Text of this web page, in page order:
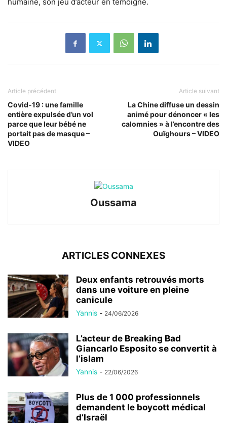
Article précédent
Covid-19 : une famille
entière expulsée d’un vol
parce que leur bébé ne
portait pas de masque –
VIDEO
Article suivant
La Chine diffuse un dessin
animé pour dénoncer « les
calomnies » à l’encontre des
Ouïghours – VIDEO
Oussama
ARTICLES CONNEXES
Deux enfants retrouvés morts
dans une voiture en pleine
canicule
Yannis - 24/06/2026
L’acteur de Breaking Bad
Giancarlo Esposito se convertit à
l’islam
Yannis - 22/06/2026
Plus de 1 000 professionnels
demandent le boycott médical
d’Israël